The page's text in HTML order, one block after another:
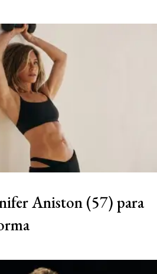
Aniston (57) para